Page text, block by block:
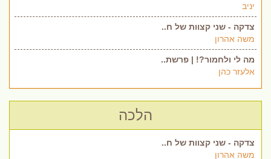
יניב
צדקה - שני קצוות של ח..
משה אהרון
מה לי ולחמור?! | פרשת..
אלעזר כהן
הלכה
צדקה - שני קצוות של ח..
משה אהרון